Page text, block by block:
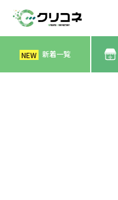
NEW 新着一覧